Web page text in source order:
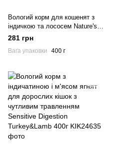
Вологий корм для кошенят з
індичкою та лососем Nature's
Protection Kitten
Turkey&Salmon 400г
281 грн
Вага упаковки 400 г